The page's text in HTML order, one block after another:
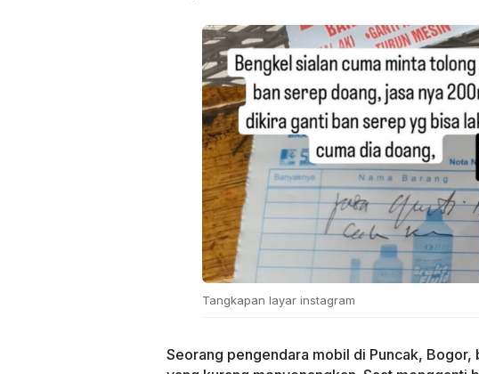
Tangkapan layar instagram
Seorang pengendara mobil di Puncak,